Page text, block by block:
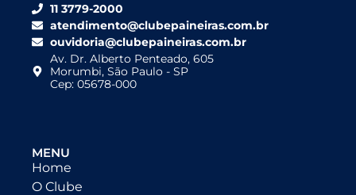
11 3779-2000
atendimento@clubepaineiras.com.br
ouvidoria@clubepaineiras.com.br
Av. Dr. Alberto Penteado, 605
Morumbi, São Paulo - SP
Cep: 05678-000
MENU
Home
O Clube